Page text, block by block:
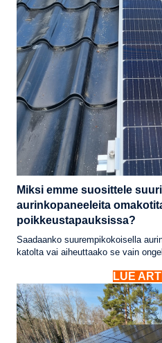
Miksi emme suosittele
aurinkopaneeleita
poikkeustapauksissa?
Saadaanko suurempikokoisella
katolta vai aiheuttaako se vain
LUE